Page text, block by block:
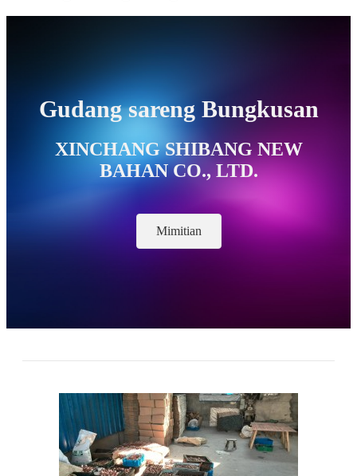
Gudang sareng Bungkusan
XINCHANG SHIBANG NEW
BAHAN CO., LTD.
Mimitian